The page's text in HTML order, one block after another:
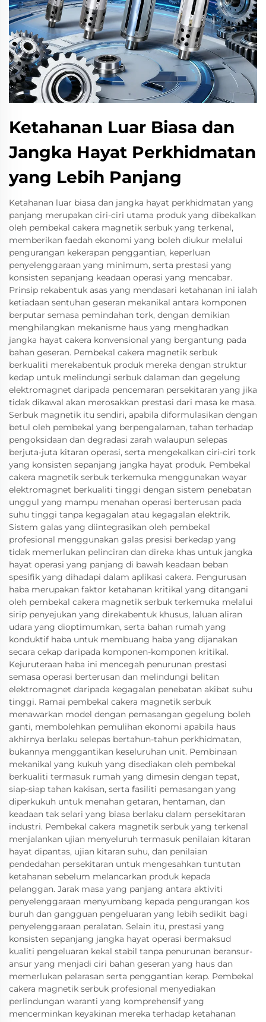
Ketahanan Luar Biasa dan
Jangka Hayat Perkhidmatan
yang Lebih Panjang
Ketahanan luar biasa dan jangka hayat perkhidmatan yang
panjang merupakan ciri-ciri utama produk yang dibekalkan
oleh pembekal cakera magnetik serbuk yang terkenal,
memberikan faedah ekonomi yang boleh diukur melalui
pengurangan kekerapan penggantian, keperluan
penyelenggaraan yang minimum, serta prestasi yang
konsisten sepanjang keadaan operasi yang mencabar.
Prinsip rekabentuk asas yang mendasari ketahanan ini ialah
ketiadaan sentuhan geseran mekanikal antara komponen
berputar semasa pemindahan tork, dengan demikian
menghilangkan mekanisme haus yang menghadkan
jangka hayat cakera konvensional yang bergantung pada
bahan geseran. Pembekal cakera magnetik serbuk
berkualiti merekabentuk produk mereka dengan struktur
kedap untuk melindungi serbuk dalaman dan gegelung
elektromagnet daripada pencemaran persekitaran yang jika
tidak dikawal akan merosakkan prestasi dari masa ke masa.
Serbuk magnetik itu sendiri, apabila diformulasikan dengan
betul oleh pembekal yang berpengalaman, tahan terhadap
pengoksidaan dan degradasi zarah walaupun selepas
berjuta-juta kitaran operasi, serta mengekalkan ciri-ciri tork
yang konsisten sepanjang jangka hayat produk. Pembekal
cakera magnetik serbuk terkemuka menggunakan wayar
elektromagnet berkualiti tinggi dengan sistem penebatan
unggul yang mampu menahan operasi berterusan pada
suhu tinggi tanpa kegagalan atau kegagalan elektrik.
Sistem galas yang diintegrasikan oleh pembekal
profesional menggunakan galas presisi berkedap yang
tidak memerlukan pelinciran dan direka khas untuk jangka
hayat operasi yang panjang di bawah keadaan beban
spesifik yang dihadapi dalam aplikasi cakera. Pengurusan
haba merupakan faktor ketahanan kritikal yang ditangani
oleh pembekal cakera magnetik serbuk terkemuka melalui
sirip penyejukan yang direkabentuk khusus, laluan aliran
udara yang dioptimumkan, serta bahan rumah yang
konduktif haba untuk membuang haba yang dijanakan
secara cekap daripada komponen-komponen kritikal.
Kejuruteraan haba ini mencegah penurunan prestasi
semasa operasi berterusan dan melindungi belitan
elektromagnet daripada kegagalan penebatan akibat suhu
tinggi. Ramai pembekal cakera magnetik serbuk
menawarkan model dengan pemasangan gegelung boleh
ganti, membolehkan pemulihan ekonomi apabila haus
akhirnya berlaku selepas bertahun-tahun perkhidmatan,
bukannya menggantikan keseluruhan unit. Pembinaan
mekanikal yang kukuh yang disediakan oleh pembekal
berkualiti termasuk rumah yang dimesin dengan tepat,
siap-siap tahan kakisan, serta fasiliti pemasangan yang
diperkukuh untuk menahan getaran, hentaman, dan
keadaan tak selari yang biasa berlaku dalam persekitaran
industri. Pembekal cakera magnetik serbuk yang terkenal
menjalankan ujian menyeluruh termasuk penilaian kitaran
hayat dipantas, ujian kitaran suhu, dan penilaian
pendedahan persekitaran untuk mengesahkan tuntutan
ketahanan sebelum melancarkan produk kepada
pelanggan. Jarak masa yang panjang antara aktiviti
penyelenggaraan menyumbang kepada pengurangan kos
buruh dan gangguan pengeluaran yang lebih sedikit bagi
penyelenggaraan peralatan. Selain itu, prestasi yang
konsisten sepanjang jangka hayat operasi bermaksud
kualiti pengeluaran kekal stabil tanpa penurunan beransur-
ansur yang menjadi ciri bahan geseran yang haus dan
memerlukan pelarasan serta penggantian kerap. Pembekal
cakera magnetik serbuk profesional menyediakan
perlindungan waranti yang komprehensif yang
mencerminkan keyakinan mereka terhadap ketahanan